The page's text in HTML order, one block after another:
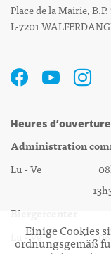
Place de la Mairie, B.P.
L-7201
Heures
Administration
Lu - Ve 08h00
13h30 -
Biergercenter
Lu - Ve
Einige Cookies
ordnungsgemäß